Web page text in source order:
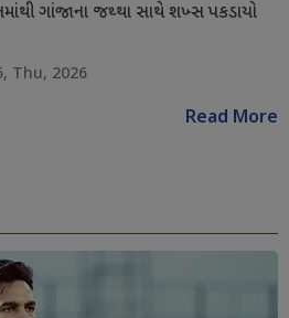
ગાંજાના જથ્થા સાથે શખ્સ પકડાયો
Thu, 2026
Read More